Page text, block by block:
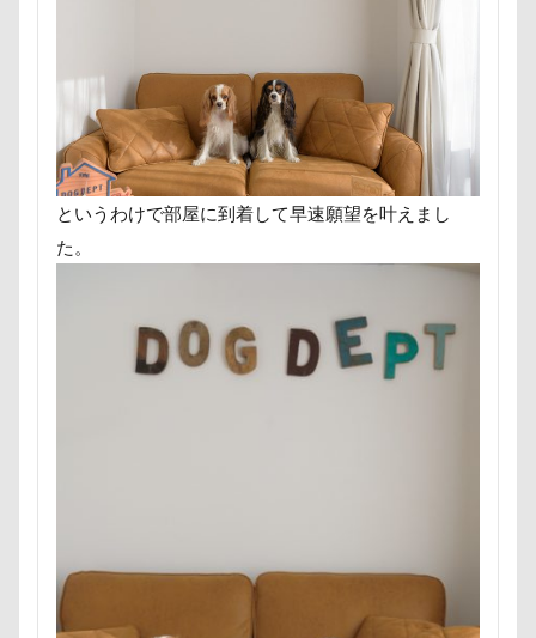
というわけで部屋に到着して早速願望を叶えまし
た。
マイクロバブル
マイクロチップ
マァムちゃん
ポテチくん
ポチくん
ポストカード
ポケモンGO
ポカポカ
ボール
ペットドック
ペットショップ
マリンちゃん
フワフワ
フレブル
フレキシリード
フリーマーケット
ペットカート
ペットと泊まる陽だまり
ベンくん